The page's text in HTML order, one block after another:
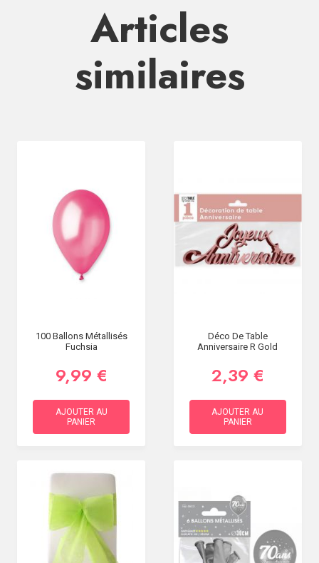
Articles
similaires
100 Ballons Métallisés
Fuchsia
9,99 €
AJOUTER AU
PANIER
Déco De Table
Anniversaire R Gold
2,39 €
AJOUTER AU
PANIER